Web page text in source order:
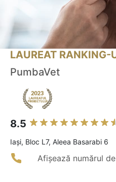
LAUREAT RANKING-
PumbaVet
8.5
Iaşi, Bloc L7, Aleea Basarabi 6
Afișează numărul